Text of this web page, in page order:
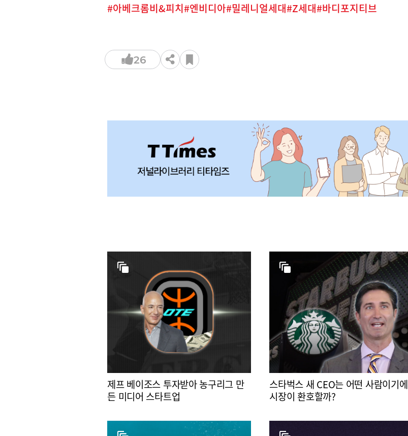
26
아베크롬비&피치 엔비디아 밀레니얼세대 Z세대 바디포지티브
제프 베이조스 투자받아 농구리그 만
든 미디어 스타트업
스타벅스 새 CEO는 어떤 사람이기에
시장이 환호할까?